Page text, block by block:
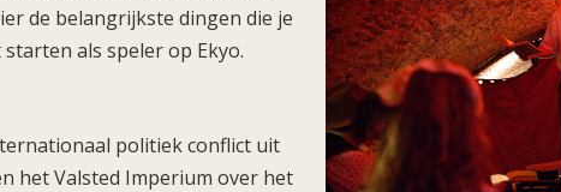
de belangrijkste dingen die je
als speler op Ekyo.
politiek conflict uit
het Valsted Imperium over het